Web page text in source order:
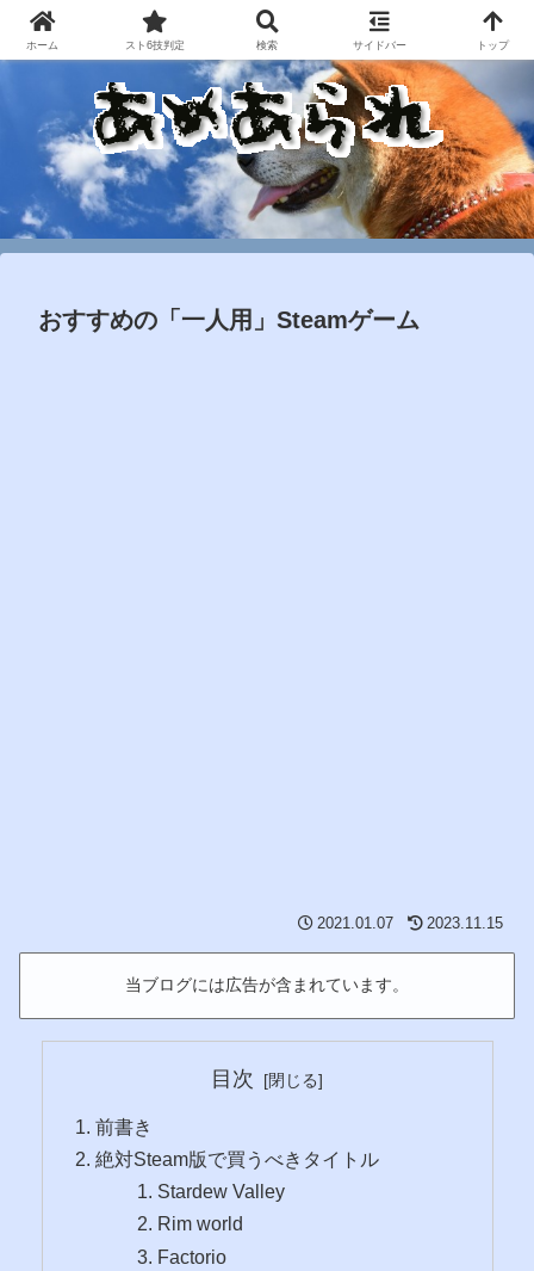
おすすめの「一人用」Steamゲーム
2021.01.07 2023.11.15
当ブログには広告が含まれています。
目次
前書き
絶対Steam版で買うべきタイトル
Stardew Valley
Rim world
Factorio
ホーム スト6技判定 検索 サイドバー トップ